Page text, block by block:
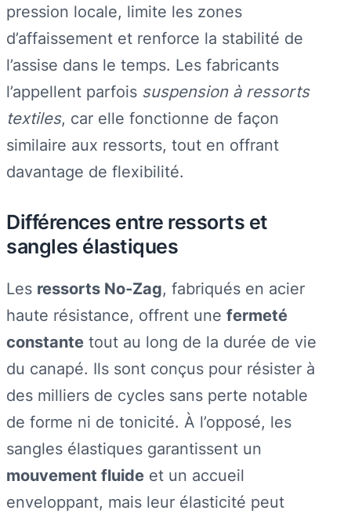
pression locale, limite les zones
d’affaissement et renforce la stabilité de
l’assise dans le temps. Les fabricants
l’appellent parfois suspension à ressorts
textiles, car elle fonctionne de façon
similaire aux ressorts, tout en offrant
davantage de flexibilité.
Différences entre ressorts et
sangles élastiques
Les ressorts No‑Zag, fabriqués en acier
haute résistance, offrent une fermeté
constante tout au long de la durée de vie
du canapé. Ils sont conçus pour résister à
des milliers de cycles sans perte notable
de forme ni de tonicité. À l’opposé, les
sangles élastiques garantissent un
mouvement fluide et un accueil
enveloppant, mais leur élasticité peut